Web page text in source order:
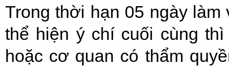
Trong thời hạn 05 ngày
thể hiện ý chí cuối cùng
hoặc cơ quan có thẩm